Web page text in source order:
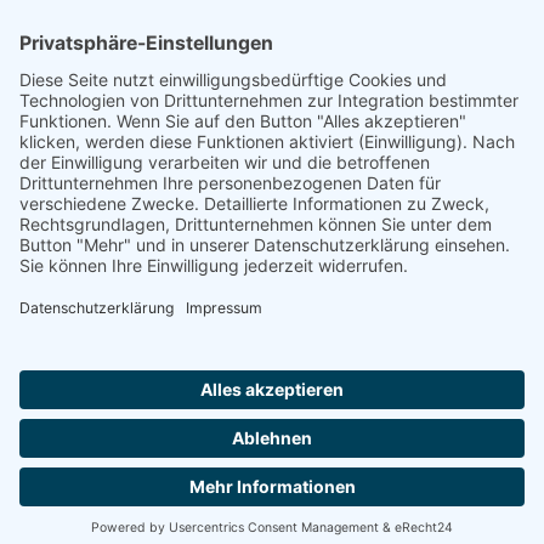
19.08.1942, Auschwitz, Vernichtungslager
Footer